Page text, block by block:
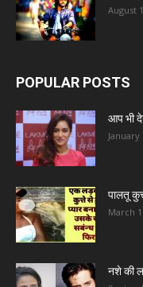
August
POPULAR POSTS
आप भी
January
पालतू
March
नशे की